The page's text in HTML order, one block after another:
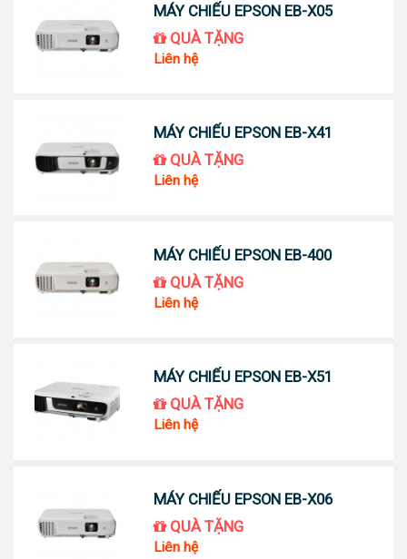
MÁY CHIẾU EPSON EB-X05
QUÀ TẶNG
Liên hệ
MÁY CHIẾU EPSON EB-X41
QUÀ TẶNG
Liên hệ
MÁY CHIẾU EPSON EB-400
QUÀ TẶNG
Liên hệ
MÁY CHIẾU EPSON EB-X51
QUÀ TẶNG
Liên hệ
MÁY CHIẾU EPSON EB-X06
QUÀ TẶNG
Liên hệ